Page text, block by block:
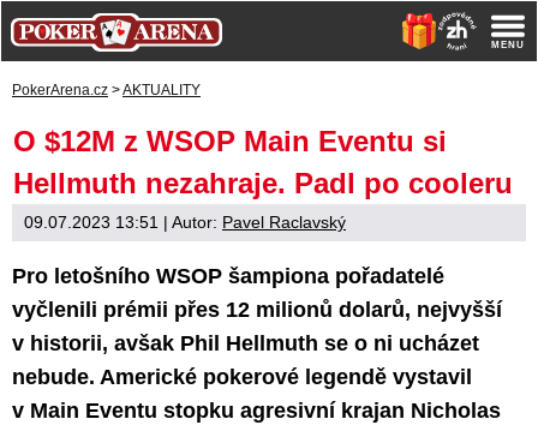
PokerArena.cz >AKTUALITY
O $12M z WSOP Main Eventu si
Hellmuth nezahraje. Padl po cooleru
09.07.2023 13:51 | Autor: Pavel Raclavský
Pro letošního WSOP šampiona pořadatelé
vyčlenili prémii přes 12 milionů dolarů, nejvyšší
v historii, avšak Phil Hellmuth se o ni ucházet
nebude. Americké pokerové legendě vystavil
v Main Eventu stopku agresivní krajan Nicholas